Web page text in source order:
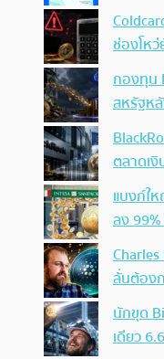
ช่องโหว่
กองทุน
สหรัฐห
ตลาดเ
แบงก์ใ
ลง
ลั่นต้อง
นักขุด
เดียว